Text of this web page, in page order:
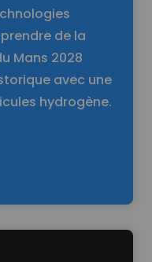
de la
Mans 2028
avec une
hydrogène.